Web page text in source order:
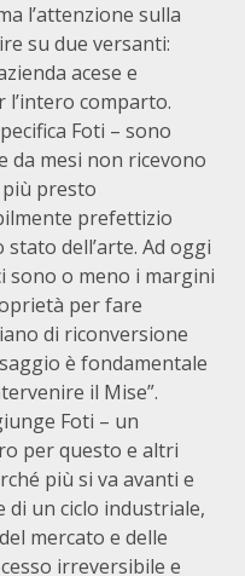
l’attenzione sulla
su due versanti:
acese e
comparto.
Foti – sono
da mesi non ricevono
presto
prefettizio
dell’arte. Ad oggi
sono o meno i margini
per fare
di riconversione
è fondamentale
il Mise”.
Foti – un
per questo e altri
più si va avanti e
un ciclo industriale,
mercato e delle
irreversibile e